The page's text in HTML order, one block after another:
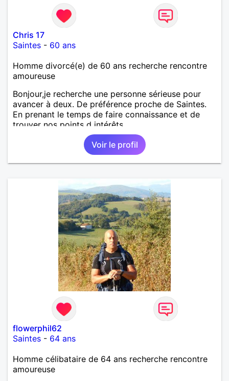
Chris 17
Saintes - 60 ans
Homme divorcé(e) de 60 ans recherche rencontre
amoureuse
Bonjour,je recherche une personne sérieuse pour
avancer à deux. De préférence proche de Saintes.
En prenant le temps de faire connaissance et de
trouver nos points d intérêts.
Voir le profil
flowerphil62
Saintes - 64 ans
Homme célibataire de 64 ans recherche rencontre
amoureuse